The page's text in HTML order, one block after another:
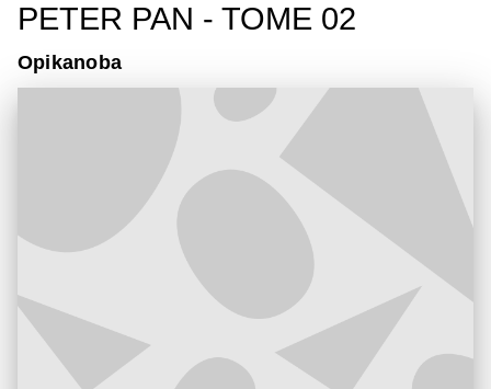
PETER PAN - TOME 02
Opikanoba